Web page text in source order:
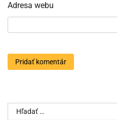
Adresa webu
Hľadať: